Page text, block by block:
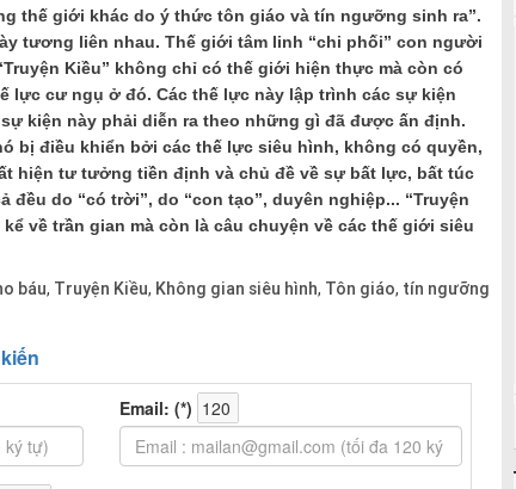
thế giới khác do ý thức tôn giáo và tín ngưỡng sinh ra”.
tương liên nhau. Thế giới tâm linh “chi phối” con người
Kiều” không chỉ có thế giới hiện thực mà còn có
lực cư ngụ ở đó. Các thế lực này lập trình các sự kiện
kiện này phải diễn ra theo những gì đã được ấn định.
bị điều khiển bởi các thế lực siêu hình, không có quyền,
hiện tư tưởng tiền định và chủ đề về sự bất lực, bất túc
do “có trời”, do “con tạo”, duyên nghiệp... “Truyện
về trần gian mà còn là câu chuyện về các thế giới siêu
báu, Truyện Kiều, Không gian siêu hình, Tôn giáo, tín ngưỡng